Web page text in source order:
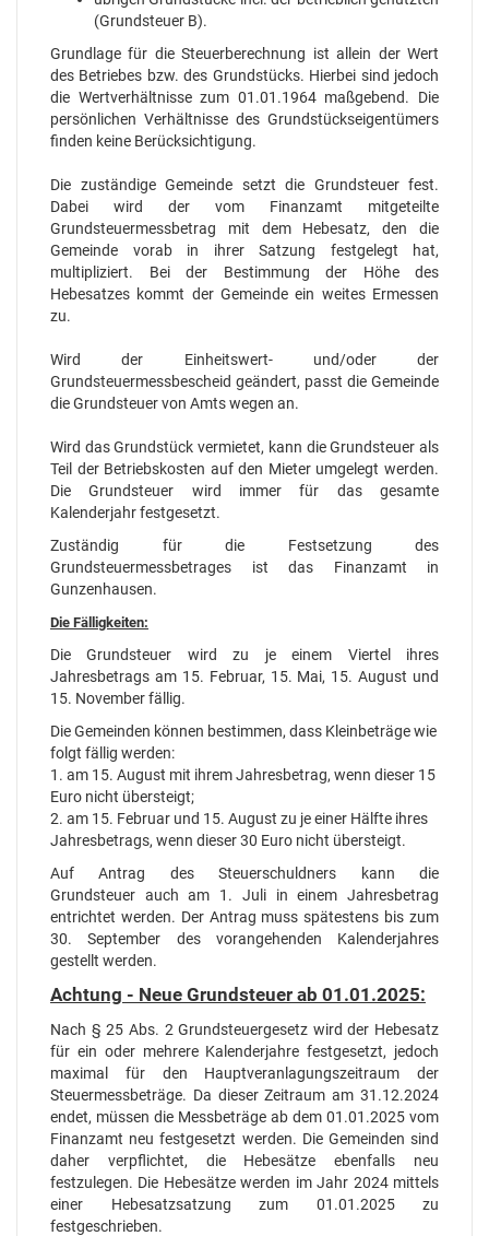
(Grundsteuer B).
Grundlage für die Steuerberechnung ist allein der Wert
des Betriebes bzw. des Grundstücks. Hierbei sind jedoch
die Wertverhältnisse zum 01.01.1964 maßgebend. Die
persönlichen Verhältnisse des Grundstückseigentümers
finden keine Berücksichtigung.
Die zuständige Gemeinde setzt die Grundsteuer fest.
Dabei wird der vom Finanzamt mitgeteilte
Grundsteuermessbetrag mit dem Hebesatz, den die
Gemeinde vorab in ihrer Satzung festgelegt hat,
multipliziert. Bei der Bestimmung der Höhe des
Hebesatzes kommt der Gemeinde ein weites Ermessen
zu.
Wird der Einheitswert- und/oder der
Grundsteuermessbescheid geändert, passt die Gemeinde
die Grundsteuer von Amts wegen an.
Wird das Grundstück vermietet, kann die Grundsteuer als
Teil der Betriebskosten auf den Mieter umgelegt werden.
Die Grundsteuer wird immer für das gesamte
Kalenderjahr festgesetzt.
Zuständig für die Festsetzung des
Grundsteuermessbetrages ist das Finanzamt in
Gunzenhausen.
Die Fälligkeiten:
Die Grundsteuer wird zu je einem Viertel ihres
Jahresbetrags am 15. Februar, 15. Mai, 15. August und
15. November fällig.
Die Gemeinden können bestimmen, dass Kleinbeträge wie
folgt fällig werden:
1. am 15. August mit ihrem Jahresbetrag, wenn dieser 15
Euro nicht übersteigt;
2. am 15. Februar und 15. August zu je einer Hälfte ihres
Jahresbetrags, wenn dieser 30 Euro nicht übersteigt.
Auf Antrag des Steuerschuldners kann die
Grundsteuer auch am 1. Juli in einem Jahresbetrag
entrichtet werden. Der Antrag muss spätestens bis zum
30. September des vorangehenden Kalenderjahres
gestellt werden.
Achtung - Neue Grundsteuer ab 01.01.2025:
Nach § 25 Abs. 2 Grundsteuergesetz wird der Hebesatz
für ein oder mehrere Kalenderjahre festgesetzt, jedoch
maximal für den Hauptveranlagungszeitraum der
Steuermessbeträge. Da dieser Zeitraum am 31.12.2024
endet, müssen die Messbeträge ab dem 01.01.2025 vom
Finanzamt neu festgesetzt werden. Die Gemeinden sind
daher verpflichtet, die Hebesätze ebenfalls neu
festzulegen. Die Hebesätze werden im Jahr 2024 mittels
einer Hebesatzsatzung zum 01.01.2025 zu
festgeschrieben.